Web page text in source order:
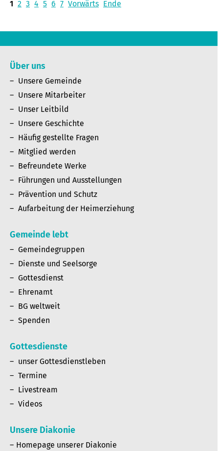
1 2 3 4 5 6 7 Vorwärts Ende
Über uns
Unsere Gemeinde
Unsere Mitarbeiter
Unser Leitbild
Unsere Geschichte
Häufig gestellte Fragen
Mitglied werden
Befreundete Werke
Führungen und Ausstellungen
Prävention und Schutz
Aufarbeitung der Heimerziehung
Gemeinde lebt
Gemeindegruppen
Dienste und Seelsorge
Gottesdienst
Ehrenamt
BG weltweit
Spenden
Gottesdienste
unser Gottesdienstleben
Termine
Livestream
Videos
Unsere Diakonie
Homepage unserer Diakonie